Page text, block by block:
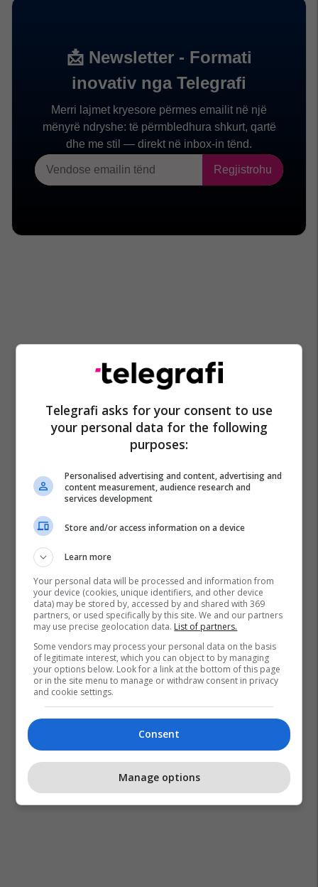
Telegrafi asks for your consent to use
your personal data for the following
purposes:
Personalised advertising and content, advertising and
content measurement, audience research and
services development
Store and/or access information on a device
Learn more
Your personal data will be processed and information from
your device (cookies, unique identifiers, and other device
data) may be stored by, accessed by and shared with 369
partners, or used specifically by this site. We and our partners
may use precise geolocation data. List of partners.
Some vendors may process your personal data on the basis
of legitimate interest, which you can object to by managing
your options below. Look for a link at the bottom of this page
or in the site menu to manage or withdraw consent in privacy
and cookie settings.
Consent
Manage options